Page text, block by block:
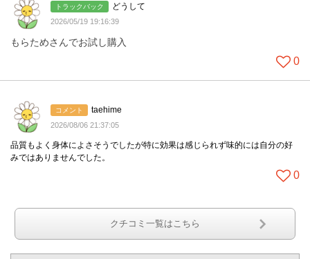
トラックバック どうして
2026/05/19 19:16:39
もらためさんでお試し購入
0
コメント taehime
2026/08/06 21:37:05
品質もよく身体によさそうでしたが特に効果は感じられず味的には自分の好
みではありませんでした。
0
クチコミ一覧はこちら